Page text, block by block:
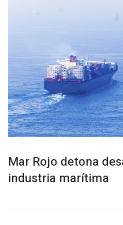
Mar Rojo detona
industria marítima